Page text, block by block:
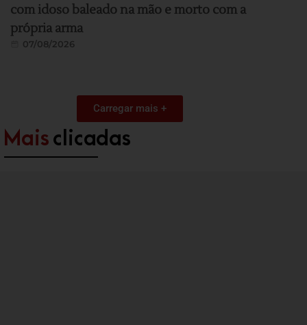
com idoso baleado na mão e morto com a
própria arma
07/08/2026
Carregar mais +
Mais clicadas